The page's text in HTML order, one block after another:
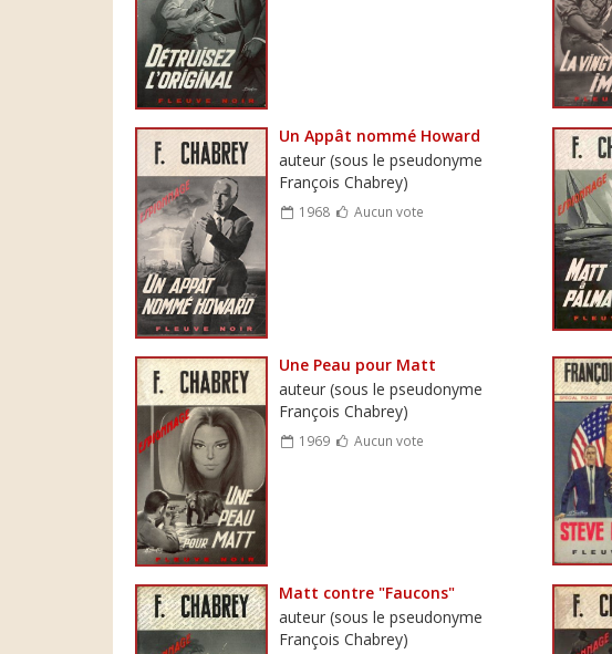
Un Appât nommé Howard
auteur (sous le pseudonyme
François Chabrey)
1968 Aucun vote
Une Peau pour Matt
auteur (sous le pseudonyme
François Chabrey)
1969 Aucun vote
Matt contre "Faucons"
auteur (sous le pseudonyme
François Chabrey)